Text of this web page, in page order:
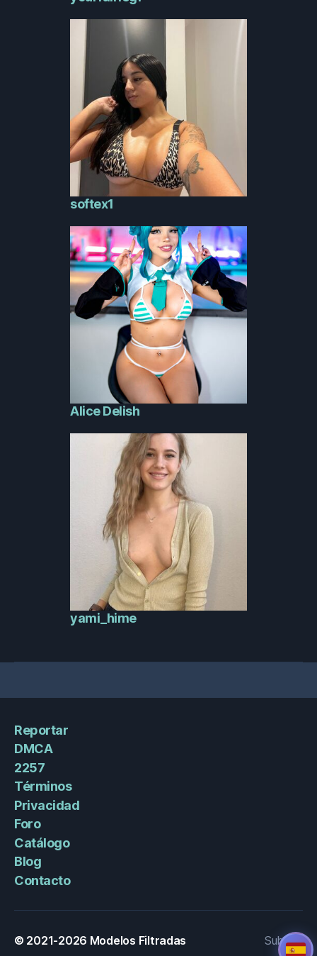
softex1
Alice Delish
yami_hime
Reportar
DMCA
2257
Términos
Privacidad
Foro
Catálogo
Blog
Contacto
© 2021-2026 Modelos Filtradas Subir↑